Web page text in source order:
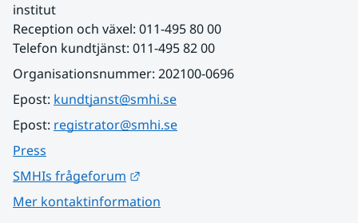
institut
Reception och växel: 011-495 80 00
Telefon kundtjänst: 011-495 82 00
Organisationsnummer: 202100-0696
Epost: kundtjanst@smhi.se
Epost: registrator@smhi.se
Press
SMHIs frågeforum
Mer kontaktinformation